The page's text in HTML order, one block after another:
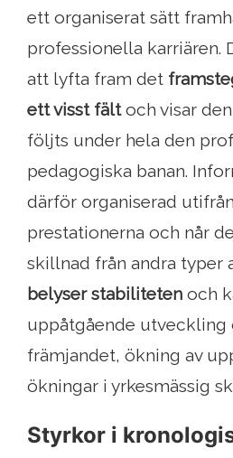
ett organiserat sätt
professionella karriären.
att lyfta fram det
ett visst fältoch visar
följts under hela den
pedagogiska banan.
därför organiserad
prestationerna och når
skillnad från andra typer
belyser stabiliteten och
uppåtgående utveckling
främjandet, ökning av
ökningar i yrkesmässig
Styrkor i